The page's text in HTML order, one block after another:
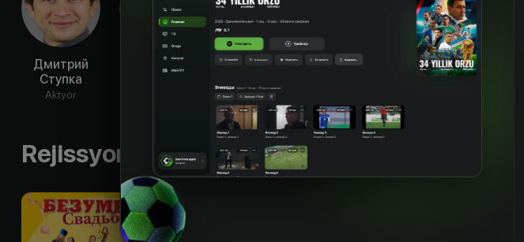
Дмитрий
Ступка
Aktyor
Ольга
Алена
Aktyor
Богдан
Ольга
Фреймут
Rejissyorning boshqa ishlari